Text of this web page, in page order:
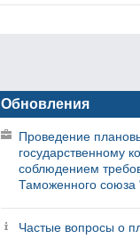
Обновления
Проведение
государственному
соблюдением
Таможенного союза
Частые вопросы о